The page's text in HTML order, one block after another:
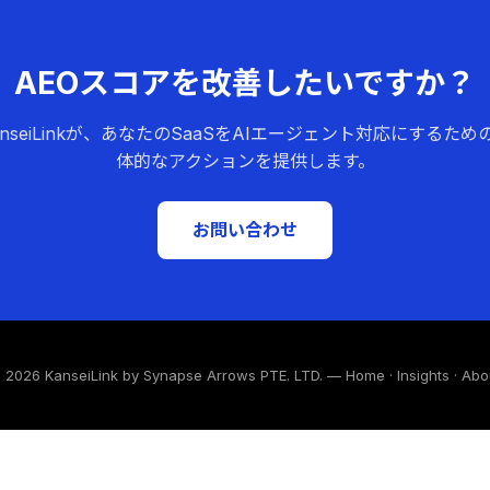
AEOスコアを改善したいですか？
が、あなたのSaaSをAIエージェント対応にするため
体的なアクションを提供します。
お問い合わせ
KanseiLink by Synapse Arrows PTE. LTD. — Home · Insights ·